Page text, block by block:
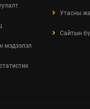
мэдээлэл
Утасны
Сайтын